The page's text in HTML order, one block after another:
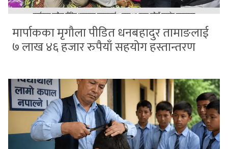
मार्पाकका मृगौला पीडित धनबहादुर तामाङलाई
७ लाख ४६ हजार रुपैयाँ सहयोग हस्तान्तरण